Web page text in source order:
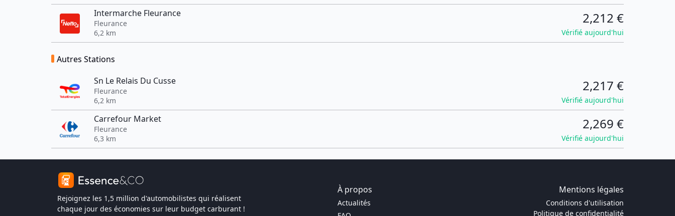
Intermarche Fleurance
Fleurance
6,2 km
2,212 €
Vérifié aujourd'hui
Autres Stations
Sn Le Relais Du Cusse
Fleurance
6,2 km
2,217 €
Vérifié aujourd'hui
Carrefour Market
Fleurance
6,3 km
2,269 €
Vérifié aujourd'hui
Rejoignez les 1,5 million d'automobilistes qui réalisent
chaque jour des économies sur leur budget carburant !
À propos Mentions légales
Actualités
Conditions d'utilisation
Politique de confidentialité